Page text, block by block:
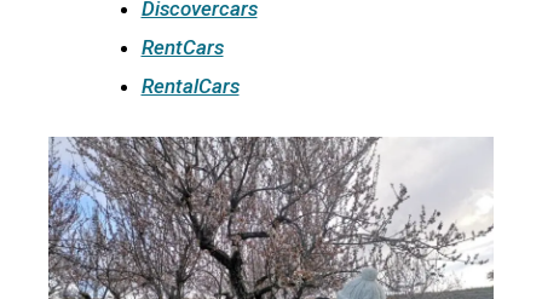
Discovercars
RentCars
RentalCars